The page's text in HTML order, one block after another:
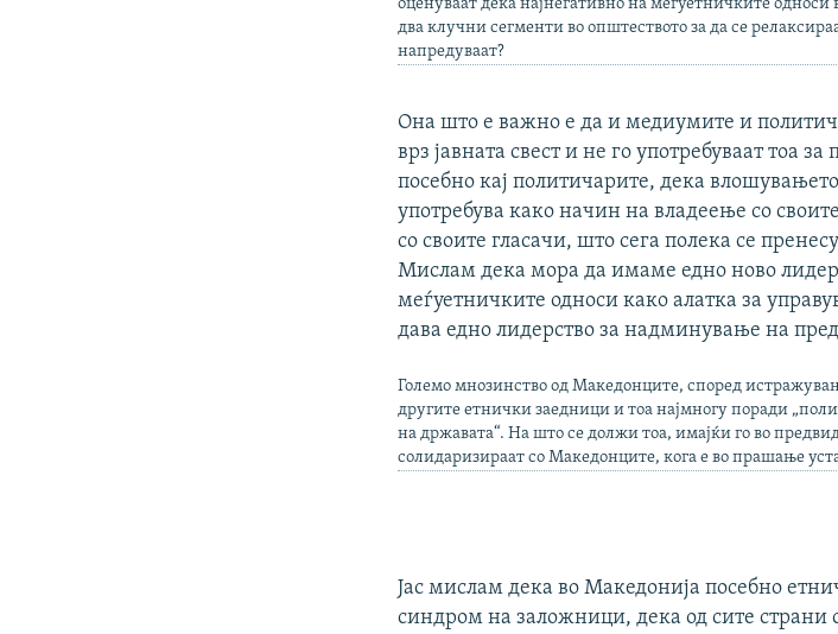
оценуваат дека најнегативно на меѓуетничките
два клучни сегменти во општеството за да се
напредуваат?
Она што е важно е да и медиумите и
врз јавната свест и не го употребуваат тоа
посебно кај политичарите, дека
употребува како начин на владеење со
со своите гласачи, што сега полека се
Мислам дека мора да имаме едно ново
меѓуетничките односи како алатка за
дава едно лидерство за надминување на
Големо мнозинство од Македонците, според
другите етнички заедници и тоа најмногу поради
на државата“. На што се должи тоа, имајќи го во
солидаризираат со Македонците, кога е во прашање
Јас мислам дека во Македонија посебно
синдром на заложници, дека од сите страни